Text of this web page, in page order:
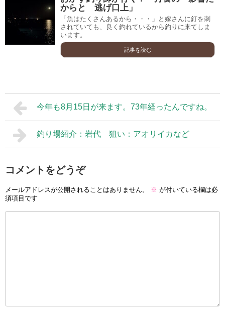
からと 逃げ口上」
「魚はたくさんあるから・・・」と嫁さんに釘を刺
されていても、良く釣れているから釣りに来てしま
います。
記事を読む
今年も8月15日が来ます。73年経ったんですね。
釣り場紹介：岩代 狙い：アオリイカなど
コメントをどうぞ
メールアドレスが公開されることはありません。 ※ が付いている欄は必
須項目です